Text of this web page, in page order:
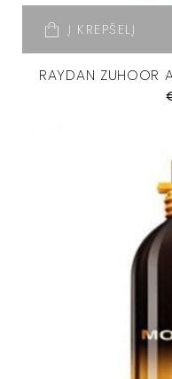
Į KREPŠELĮ
RAYDAN ZUHOOR